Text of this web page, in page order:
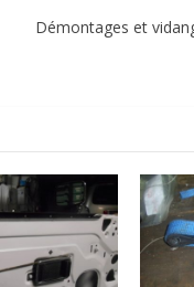
Démontages et